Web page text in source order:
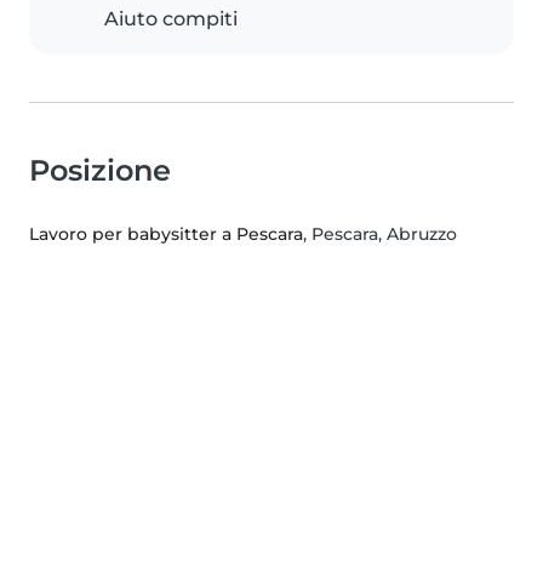
Aiuto compiti
Posizione
Lavoro per babysitter a Pescara, Pescara, Abruzzo